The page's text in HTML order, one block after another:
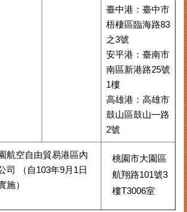
臺中港：臺中市
梧棲區臨海路83
之3號
安平港：臺南市
南區新港路25號
1樓
高雄港：高雄市
鼓山區鼓山㇐路
2號
航空自由貿易港區內
司 （自103年9月1日
施）
桃園市大園區
航翔路101號3
樓T3006室